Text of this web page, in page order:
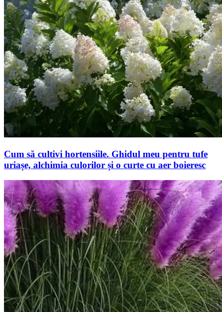
Cum să cultivi hortensiile. Ghidul meu pentru tufe
uriașe, alchimia culorilor și o curte cu aer boieresc